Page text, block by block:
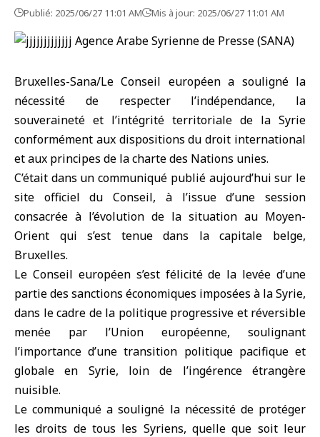
Publié: 2025/06/27 11:01 AM Mis à jour: 2025/06/27 11:01 AM
Bruxelles-Sana/Le Conseil européen a souligné la
nécessité de respecter l’indépendance, la
souveraineté et l’intégrité territoriale de la Syrie
conformément aux dispositions du droit international
et aux principes de la charte des Nations unies.
C’était dans un communiqué publié aujourd’hui sur le
site officiel du Conseil, à l’issue d’une session
consacrée à l’évolution de la situation au Moyen-
Orient qui s’est tenue dans la capitale belge,
Bruxelles.
Le Conseil européen s’est félicité de la levée d’une
partie des sanctions économiques imposées à la Syrie,
dans le cadre de la politique progressive et réversible
menée par l’Union européenne, soulignant
l’importance d’une transition politique pacifique et
globale en Syrie, loin de l’ingérence étrangère
nuisible.
Le communiqué a souligné la nécessité de protéger
les droits de tous les Syriens, quelle que soit leur